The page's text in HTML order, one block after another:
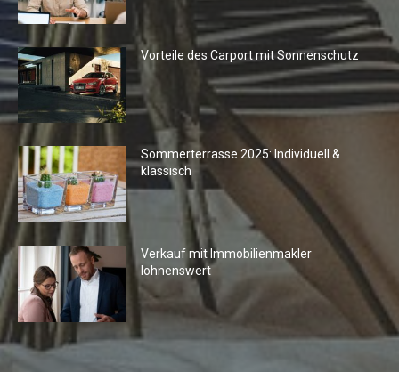
Vorteile des Carport mit Sonnenschutz
Sommerterrasse 2025: Individuell &
klassisch
Verkauf mit Immobilienmakler
lohnenswert